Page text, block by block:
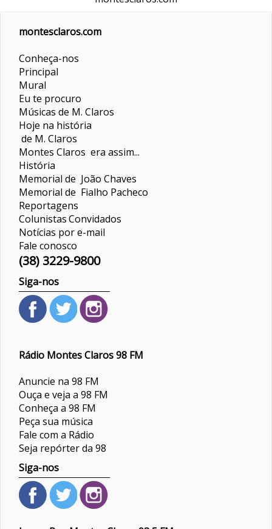
montesclaros.com
Conheça-nos
Principal
Mural
Eu te procuro
Músicas de M. Claros
Hoje na história
de M. Claros
Montes Claros era assim...
História
Memorial de João Chaves
Memorial de Fialho Pacheco
Reportagens
ColunistasConvidados
Notícias por e-mail
Fale conosco
(38) 3229-9800
Siga-nos
Rádio Montes Claros 98 FM
Anuncie na 98 FM
Ouça e veja a 98 FM
Conheça a 98 FM
Peça sua música
Fale com a Rádio
Seja repórter da 98
Siga-nos